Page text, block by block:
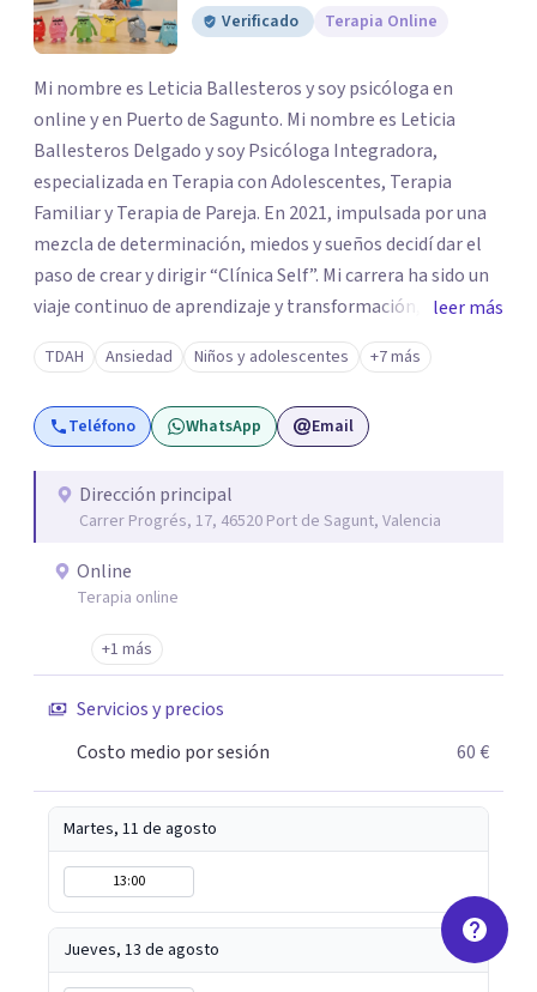
Verificado
Terapia Online
Mi nombre es Leticia Ballesteros y soy psicóloga en
online y en Puerto de Sagunto. Mi nombre es Leticia
Ballesteros Delgado y soy Psicóloga Integradora,
especializada en Terapia con Adolescentes, Terapia
Familiar y Terapia de Pareja. En 2021, impulsada por una
mezcla de determinación, miedos y sueños decidí dar el
paso de crear y dirigir “Clínica Self”. Mi carrera ha sido un
viaje continuo de aprendizaje y transformación,
moldeado por másters, especializaciones y experiencias
que han reafirmado mi verdadera vocación: acompañar a
familias y adolescentes en sus momentos más cruciales,
guiándolos hacia relaciones más saludables y un
leer más
TDAH Ansiedad Niños y adolescentes +7 más
Teléfono WhatsApp Email
Dirección principal
Carrer Progrés, 17, 46520 Port de Sagunt, Valencia
Online
Terapia online
+1 más
Servicios y precios
Costo medio por sesión
60 €
Martes, 11 de agosto
13:00
Jueves, 13 de agosto